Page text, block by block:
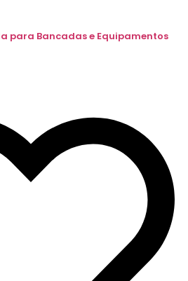
para Bancadas e Equipamentos